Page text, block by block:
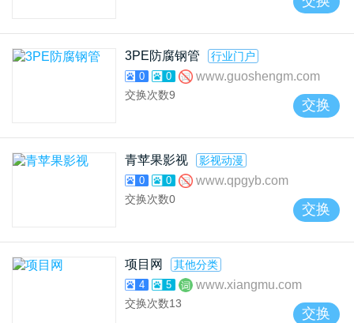
3PE防腐钢管 行业门户
0 0 www.guoshengm.com
交换次数9
交换
青苹果影视 影视动漫
0 0 www.qpgyb.com
交换次数0
交换
项目网 其他分类
4 5 www.xiangmu.com
交换次数13
交换